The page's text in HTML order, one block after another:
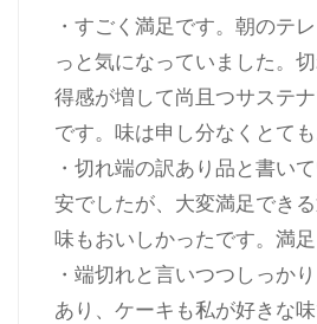
・すごく満足です。朝のテ
っと気になっていました。
得感が増して尚且つサステ
です。味は申し分なくとても
・切れ端の訳あり品と書い
安でしたが、大変満足できる
味もおいしかったです。満
・端切れと言いつつしっか
あり、ケーキも私が好きな